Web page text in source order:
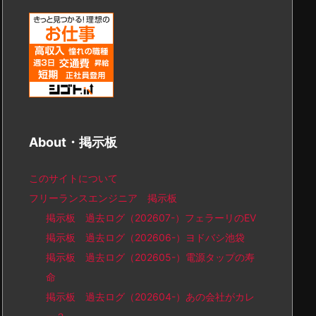
About・掲示板
このサイトについて
フリーランスエンジニア 掲示板
掲示板 過去ログ（202607-）フェラーリのEV
掲示板 過去ログ（202606-）ヨドバシ池袋
掲示板 過去ログ（202605-）電源タップの寿
命
掲示板 過去ログ（202604-）あの会社がカレ